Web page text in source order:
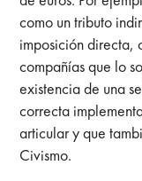
como un tributo
imposición directa,
compañías que lo
existencia de una
correcta
articular y que
Civismo.